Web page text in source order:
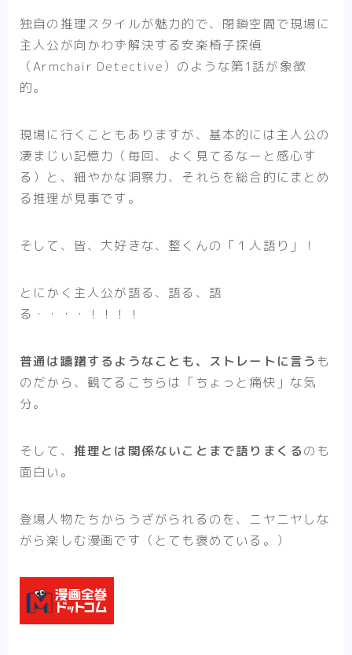
独自の推理スタイルが魅力的で、閉鎖空間で現場に
主人公が向かわず解決する安楽椅子探偵
（Armchair Detective）のような第1話が象徴
的。
現場に行くこともありますが、基本的には主人公の
凄まじい記憶力（毎回、よく見てるなーと感心す
る）と、細やかな洞察力、それらを総合的にまとめ
る推理が見事です。
そして、皆、大好きな、整くんの「１人語り」！
とにかく主人公が語る、語る、語
る・・・・！！！！
普通は躊躇するようなことも、ストレートに言う も
のだから、観てるこちらは「ちょっと痛快」な気
分。
そして、 推理とは関係ないことまで語りまくるのも
面白い。
登場人物たちからうざがられるのを、ニヤニヤしな
がら楽しむ漫画です（とても褒めている。）